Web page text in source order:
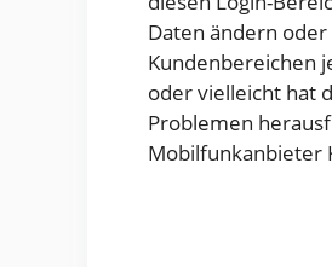
Daten ändern
Kundenbereichen
oder vielleicht hat
Problemen
Mobilfunkanbieter